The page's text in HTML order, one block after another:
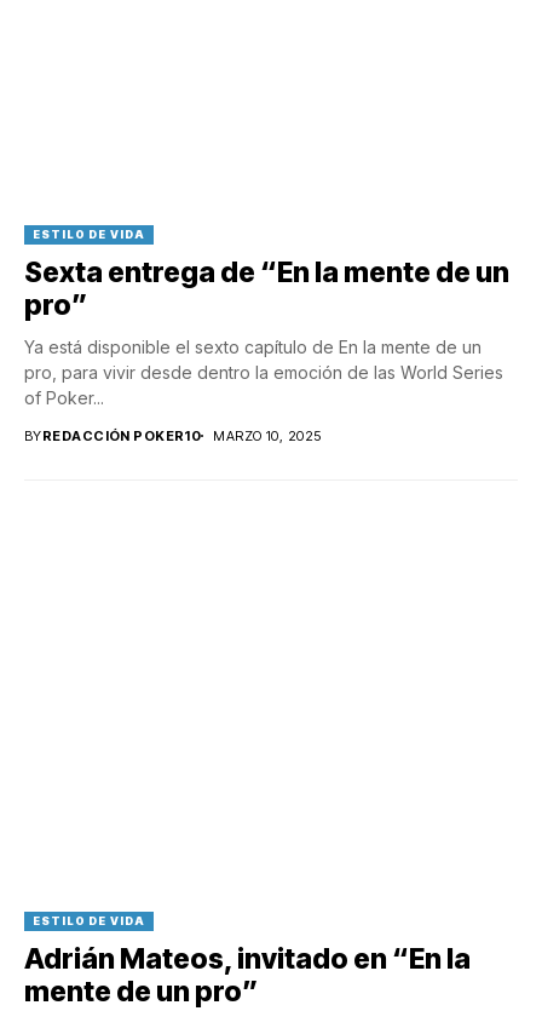
ESTILO DE VIDA
Sexta entrega de “En la mente de un
pro”
Ya está disponible el sexto capítulo de En la mente de un
pro, para vivir desde dentro la emoción de las World Series
of Poker...
BYREDACCIÓN POKER10 MARZO 10, 2025
ESTILO DE VIDA
Adrián Mateos, invitado en “En la
mente de un pro”